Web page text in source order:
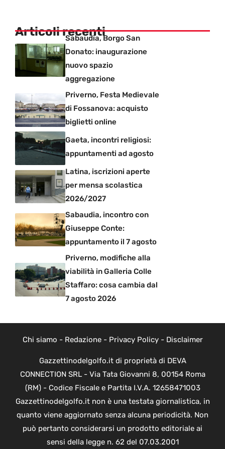
Articoli recenti
Sabaudia, Borgo San
Donato: inaugurazione
nuovo spazio
aggregazione
Priverno, Festa Medievale
di Fossanova: acquisto
biglietti online
Gaeta, incontri religiosi:
appuntamenti ad agosto
Latina, iscrizioni aperte
per mensa scolastica
2026/2027
Sabaudia, incontro con
Giuseppe Conte:
appuntamento il 7 agosto
Priverno, modifiche alla
viabilità in Galleria Colle
Staffaro: cosa cambia dal
7 agosto 2026
Chi siamo - Redazione- Privacy Policy- Disclaimer
Gazzettinodelgolfo.it di proprietà di DEVA
CONNECTION SRL - Via Tata Giovanni 8, 00154 Roma
(RM) - Codice Fiscale e Partita I.V.A. 12658471003
Gazzettinodelgolfo.it non è una testata giornalistica, in
quanto viene aggiornato senza alcuna periodicità. Non
può pertanto considerarsi un prodotto editoriale ai
sensi della legge n. 62 del 07.03.2001